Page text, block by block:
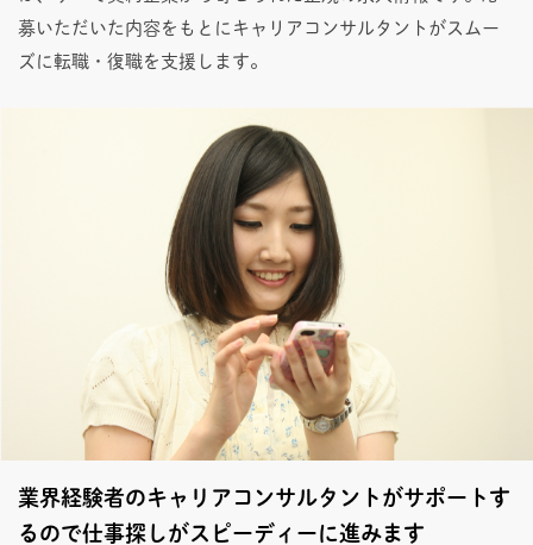
募いただいた内容をもとにキャリアコンサルタントがスムー
ズに転職・復職を支援します。
業界経験者のキャリアコンサルタントがサポートす
るので仕事探しがスピーディーに進みます